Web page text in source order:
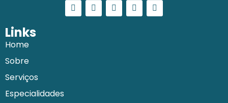
Links
Home
Sobre
Serviços
Especialidades